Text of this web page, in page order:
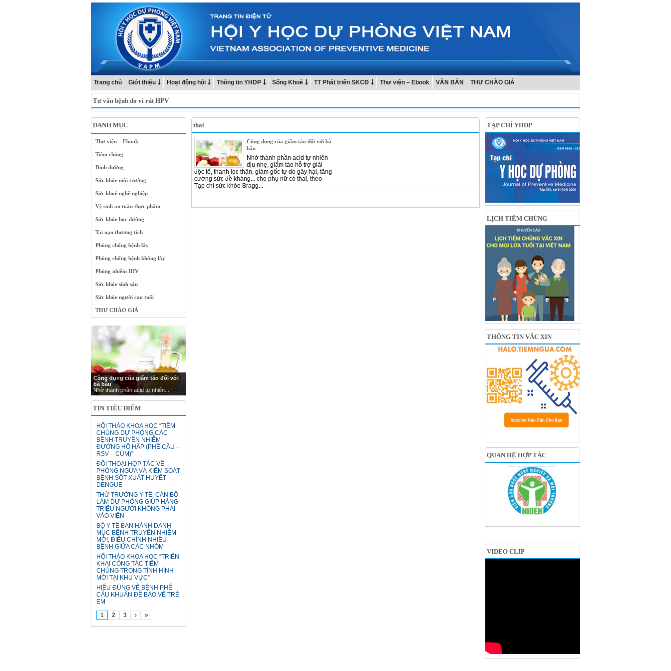
Trang chủ Giới thiệu Hoạt động hội Thông tin YHDP Sống Khoẻ TT Phát triển SKCĐ Thư viện – Ebook VĂN BẢN THƯ CHÀO GIÁ
Tư vấn bệnh do vi rút HPV
DANH MỤC
Thư viện – Ebook
Tiêm chủng
Dinh dưỡng
Sức khỏe môi trường
Sức khoẻ nghề nghiệp
Vệ sinh an toàn thực phẩm
Sức khỏe học đường
Tai nạn thương tích
Phòng chống bệnh lây
Phòng chống bệnh không lây
Phòng nhiễm HIV
Sức khỏe sinh sản
Sức khỏe người cao tuổi
THƯ CHÀO GIÁ
Công dụng của giấm táo đối với
bà bầu
Nhờ thành phần acid tự nhiên...
TIN TIÊU ĐIỂM
HỘI THẢO KHOA HỌC “TIÊM
CHỦNG DỰ PHÒNG CÁC
BỆNH TRUYỀN NHIỄM
ĐƯỜNG HÔ HẤP (PHẾ CẦU –
RSV – CÚM)”
ĐỐI THOẠI HỢP TÁC VỀ
PHÒNG NGỪA VÀ KIỂM SOÁT
BỆNH SỐT XUẤT HUYẾT
DENGUE
THỨ TRƯỞNG Y TẾ: CÁN BỘ
LÀM DỰ PHÒNG GIÚP HÀNG
TRIỆU NGƯỜI KHÔNG PHẢI
VÀO VIỆN
BỘ Y TẾ BAN HÀNH DANH
MỤC BỆNH TRUYỀN NHIỄM
MỚI, ĐIỀU CHỈNH NHIỀU
BỆNH GIỮA CÁC NHÓM
HỘI THẢO KHOA HỌC “TRIỂN
KHAI CÔNG TÁC TIÊM
CHỦNG TRONG TÌNH HÌNH
MỚI TẠI KHU VỰC”
HIỂU ĐÚNG VỀ BỆNH PHẾ
CẦU KHUẨN ĐỂ BẢO VỆ TRẺ
EM
1
2 3 › »
thai
Công dụng của giấm táo đối với bà
bầu
Nhờ thành phần acid tự nhiên
dịu nhẹ, giấm táo hỗ trợ giải
độc tố, thanh lọc thận, giảm gốc tự do gây hại, tăng
cường sức đề kháng... cho phụ nữ có thai, theo
Tạp chí sức khỏe Bragg...
TẠP CHÍ YHDP
LỊCH TIÊM CHỦNG
THÔNG TIN VẮC XIN
QUAN HỆ HỢP TÁC
VIDEO CLIP